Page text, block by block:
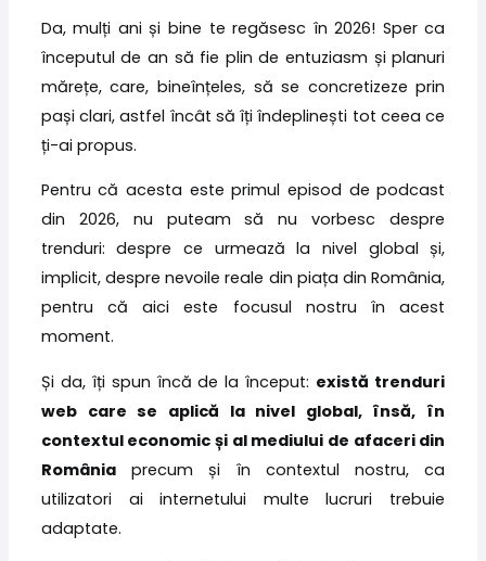
Da, mulți ani și bine te regăsesc în 2026! Sper ca
începutul de an să fie plin de entuziasm și planuri
mărețe, care, bineînțeles, să se concretizeze prin
pași clari, astfel încât să îți îndeplinești tot ceea ce
ți-ai propus.
Pentru că acesta este primul episod de podcast
din 2026, nu puteam să nu vorbesc despre
trenduri: despre ce urmează la nivel global și,
implicit, despre nevoile reale din piața din România,
pentru că aici este focusul nostru în acest
moment.
Și da, îți spun încă de la început: există trenduri
web care se aplică la nivel global, însă, în
contextul economic și al mediului de afaceri din
Româniaprecum și în contextul nostru, ca
utilizatori ai internetului multe lucruri trebuie
adaptate.